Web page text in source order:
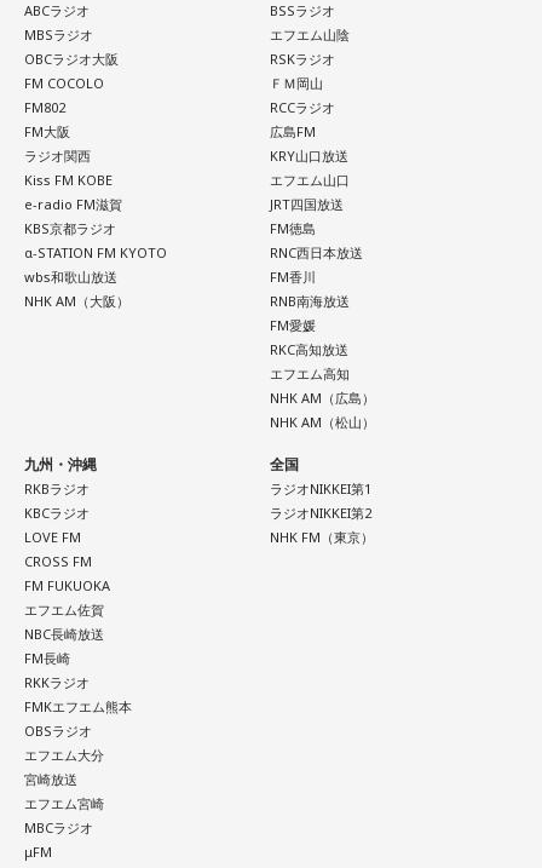
ABCラジオ
MBSラジオ
OBCラジオ大阪
FM COCOLO
FM802
FM大阪
ラジオ関西
Kiss FM KOBE
e-radio FM滋賀
KBS京都ラジオ
α-STATION FM KYOTO
wbs和歌山放送
NHK AM（大阪）
BSSラジオ
エフエム山陰
RSKラジオ
ＦＭ岡山
RCCラジオ
広島FM
KRY山口放送
エフエム山口
JRT四国放送
FM徳島
RNC西日本放送
FM香川
RNB南海放送
FM愛媛
RKC高知放送
エフエム高知
NHK AM（広島）
NHK AM（松山）
九州・沖縄
RKBラジオ
KBCラジオ
LOVE FM
CROSS FM
FM FUKUOKA
エフエム佐賀
NBC長崎放送
FM長崎
RKKラジオ
FMKエフエム熊本
OBSラジオ
エフエム大分
宮崎放送
エフエム宮崎
MBCラジオ
μFM
全国
ラジオNIKKEI第1
ラジオNIKKEI第2
NHK FM（東京）